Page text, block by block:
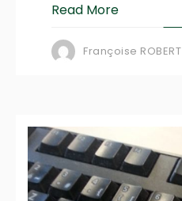
Read More
Françoise ROBERT